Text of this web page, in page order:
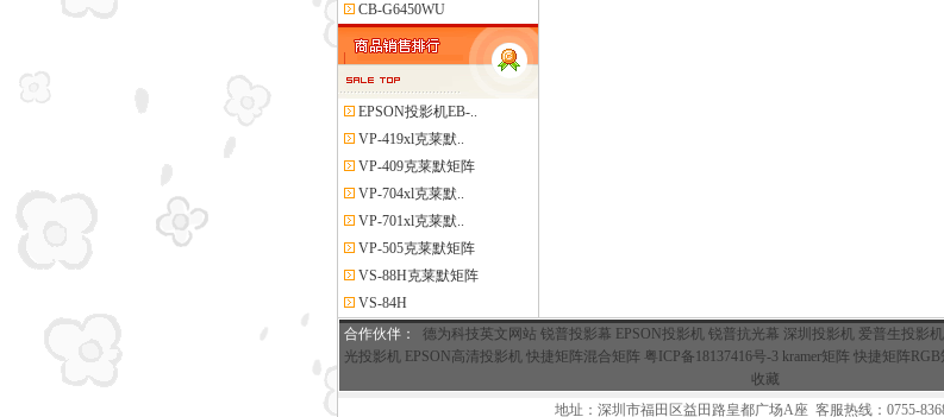
CB-G6450WU
EPSON投影机EB-..
VP-419xl克莱默..
VP-409克莱默矩阵
VP-704xl克莱默..
VP-701xl克莱默..
VP-505克莱默矩阵
VS-88H克莱默矩阵
VS-84H
合作伙伴 ： 德为科技英文网站 锐普投影幕 EPSON投影机 锐普抗光幕 深圳投影机 爱普生投影机
光投影机 EPSON高清投影机 快捷矩阵混合矩阵 粤ICP备18137416号-3 kramer矩阵 快捷矩阵RGB
收藏
地址：深圳市福田区益田路皇都广场A座 客服热线：0755-